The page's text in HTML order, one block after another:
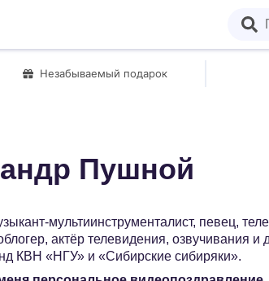
Незабываемый подарок
Пушной
мультиинструменталист, певец,
актёр телевидения, озвучивания
КВН «НГУ» и «Сибирские сибиряки».